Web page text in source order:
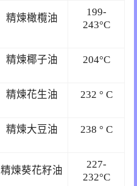
精煉橄欖油
199-
243°C
精煉椰子油 204°C
精煉花生油 232 ° C
精煉大豆油 238 ° C
精煉葵花籽油
227-
232°C